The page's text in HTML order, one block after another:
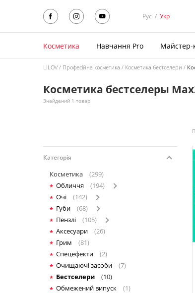
Рус / Укр
Косметика Навчання Pro Майстер-
LILOV Професійна косметика Косметика бестселери
Косметика бестселеры
Знайдений 1 товар
Категорія
Косметика
(299)
Обличчя
(194)
Очі
(142)
Губи
(68)
Пензлі
(105)
Аксесуари
(26)
Грим
(81)
Спецефекти
(2)
Очищаючі засоби
(7)
Бестселери
(10)
Обмежений випуск
(1)